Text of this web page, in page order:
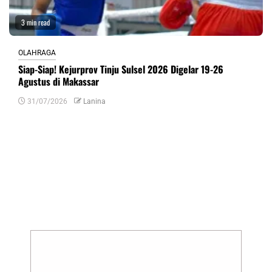
3 min read
OLAHRAGA
Siap-Siap! Kejurprov Tinju Sulsel 2026 Digelar 19-26
Agustus di Makassar
31/07/2026 Lanina